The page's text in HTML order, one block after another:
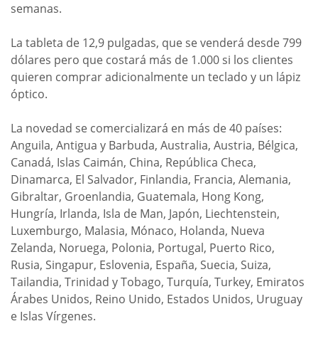
semanas.
La tableta de 12,9 pulgadas, que se venderá desde 799
dólares pero que costará más de 1.000 si los clientes
quieren comprar adicionalmente un teclado y un lápiz
óptico.
La novedad se comercializará en más de 40 países:
Anguila, Antigua y Barbuda, Australia, Austria, Bélgica,
Canadá, Islas Caimán, China, República Checa,
Dinamarca, El Salvador, Finlandia, Francia, Alemania,
Gibraltar, Groenlandia, Guatemala, Hong Kong,
Hungría, Irlanda, Isla de Man, Japón, Liechtenstein,
Luxemburgo, Malasia, Mónaco, Holanda, Nueva
Zelanda, Noruega, Polonia, Portugal, Puerto Rico,
Rusia, Singapur, Eslovenia, España, Suecia, Suiza,
Tailandia, Trinidad y Tobago, Turquía, Turkey, Emiratos
Árabes Unidos, Reino Unido, Estados Unidos, Uruguay
e Islas Vírgenes.